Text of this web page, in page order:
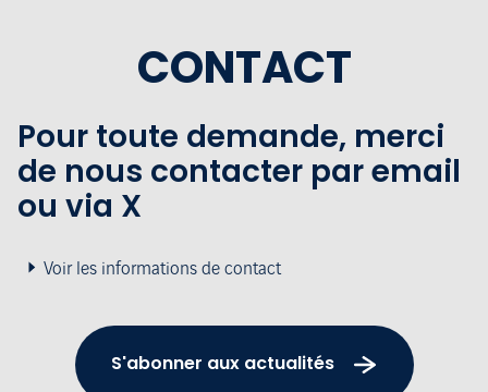
CONTACT
Pour toute demande, merci
de nous contacter par email
ou via X
Voir les informations de contact
S'abonner aux actualités